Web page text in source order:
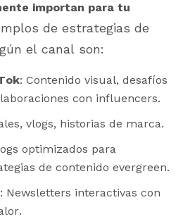
importan para tu
de estrategias de
el canal son:
: Contenido visual, desafíos
con influencers.
vlogs, historias de marca.
optimizados para
de contenido evergreen.
: Newsletters interactivas con